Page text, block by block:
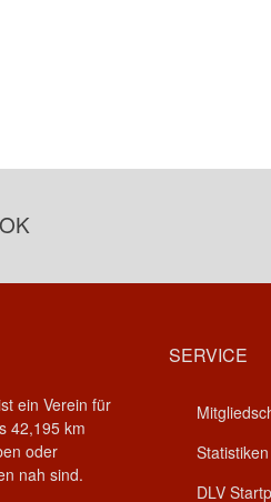
ein Verein für
42,195 km
oder
nah sind.
SERVICE
Statistiken
DLV